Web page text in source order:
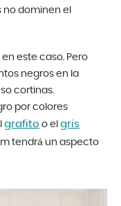
dominen el
este caso. Pero
negros en la
cortinas.
por colores
grafito o el gris
tendrá un aspecto